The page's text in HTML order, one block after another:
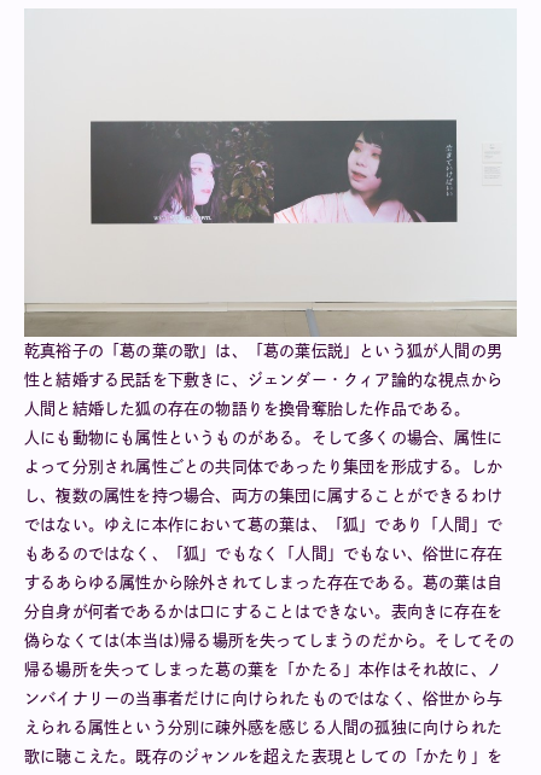
乾真裕子の「葛の葉の歌」は、「葛の葉伝説」という狐が人間の男
性と結婚する民話を下敷きに、ジェンダー・クィア論的な視点から
人間と結婚した狐の存在の物語りを換骨奪胎した作品である。
人にも動物にも属性というものがある。そして多くの場合、属性に
よって分別され属性ごとの共同体であったり集団を形成する。しか
し、複数の属性を持つ場合、両方の集団に属することができるわけ
ではない。ゆえに本作において葛の葉は、「狐」であり「人間」で
もあるのではなく、「狐」でもなく「人間」でもない、俗世に存在
するあらゆる属性から除外されてしまった存在である。葛の葉は自
分自身が何者であるかは口にすることはできない。表向きに存在を
偽らなくては(本当は)帰る場所を失ってしまうのだから。そしてその
帰る場所を失ってしまった葛の葉を「かたる」本作はそれ故に、ノ
ンバイナリーの当事者だけに向けられたものではなく、俗世から与
えられる属性という分別に疎外感を感じる人間の孤独に向けられた
歌に聴こえた。既存のジャンルを超えた表現としての「かたり」を